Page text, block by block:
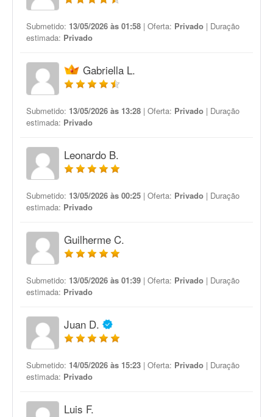
Submetido: 13/05/2026 às 01:58 | Oferta: Privado | Duração
estimada: Privado
Gabriella L.
Submetido: 13/05/2026 às 13:28 | Oferta: Privado | Duração
estimada: Privado
Leonardo B.
Submetido: 13/05/2026 às 00:25 | Oferta: Privado | Duração
estimada: Privado
Guilherme C.
Submetido: 13/05/2026 às 01:39 | Oferta: Privado | Duração
estimada: Privado
Juan D.
Submetido: 14/05/2026 às 15:23 | Oferta: Privado | Duração
estimada: Privado
Luis F.